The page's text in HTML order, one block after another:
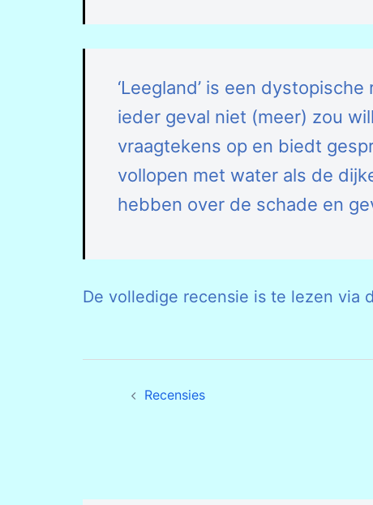
‘Leegland’ is een
ieder geval niet (meer) zou
vraagtekens op en biedt
vollopen met water als de
hebben over de schade en
De volledige recensie is te lezen via
Recensies